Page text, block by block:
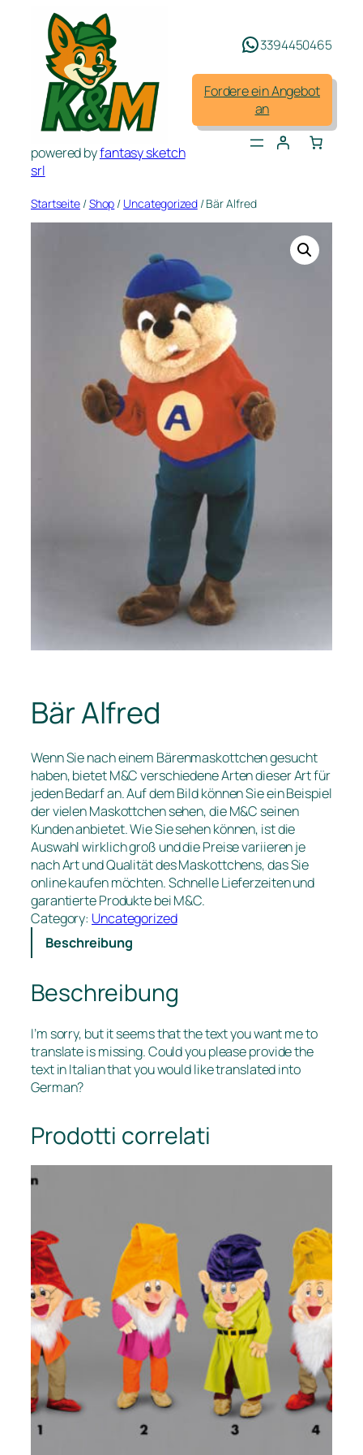
springen
powered byfantasy sketch
srl
3394450465
Fordere ein Angebot
an
Startseite /Shop / Uncategorized/ Bär Alfred
Bär Alfred
Wenn Sie nach einem Bärenmaskottchen gesucht
haben, bietet M&C verschiedene Arten dieser Art für
jeden Bedarf an. Auf dem Bild können Sie ein Beispiel
der vielen Maskottchen sehen, die M&C seinen
Kunden anbietet. Wie Sie sehen können, ist die
Auswahl wirklich groß und die Preise variieren je
nach Art und Qualität des Maskottchens, das Sie
online kaufen möchten. Schnelle Lieferzeiten und
garantierte Produkte bei M&C.
Category: Uncategorized
Beschreibung
Beschreibung
I’m sorry, but it seems that the text you want me to
translate is missing. Could you please provide the
text in Italian that you would like translated into
German?
Prodotti correlati